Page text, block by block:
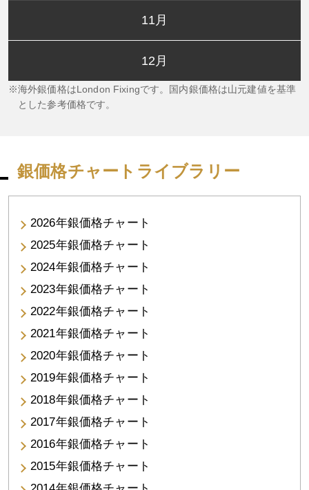
11月
12月
海外銀価格はLondon Fixingです。国内銀価格は山元建値を基準
とした参考価格です。
銀価格チャートライブラリー
2026年銀価格チャート
2025年銀価格チャート
2024年銀価格チャート
2023年銀価格チャート
2022年銀価格チャート
2021年銀価格チャート
2020年銀価格チャート
2019年銀価格チャート
2018年銀価格チャート
2017年銀価格チャート
2016年銀価格チャート
2015年銀価格チャート